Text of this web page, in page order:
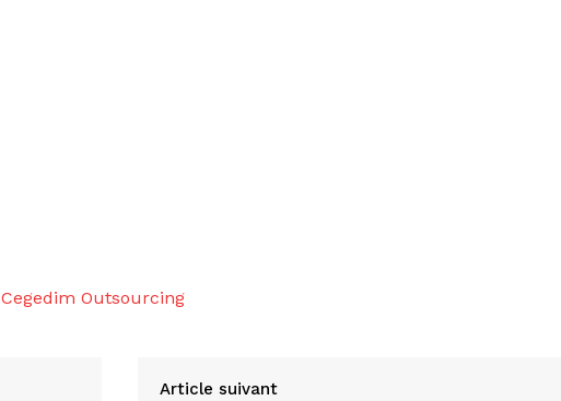
Cegedim Outsourcing
Article suivant